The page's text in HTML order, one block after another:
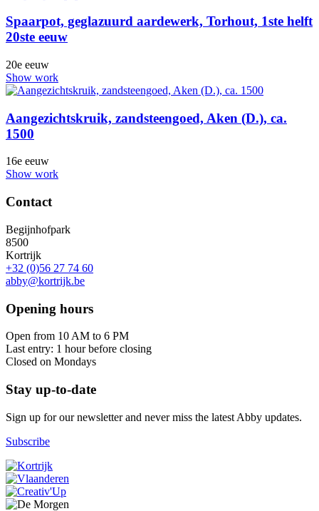
Spaarpot, geglazuurd aardewerk, Torhout, 1ste helft
20ste eeuw
20e eeuw
Show work
Aangezichtskruik, zandsteengoed, Aken (D.), ca.
1500
16e eeuw
Show work
Contact
Begijnhofpark
8500
Kortrijk
+32 (0)56 27 74 60
abby@kortrijk.be
Opening hours
Open from 10 AM to 6 PM
Last entry: 1 hour before closing
Closed on Mondays
Stay up-to-date
Sign up for our newsletter and never miss the latest Abby updates.
Subscribe